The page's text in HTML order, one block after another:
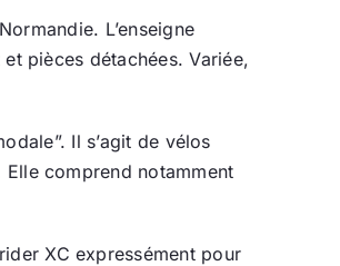
L’enseigne
pièces détachées. Variée,
Il s’agit de vélos
comprend notamment
XC expressément pour